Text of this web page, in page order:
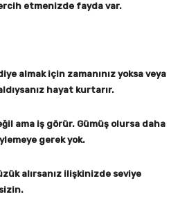
etmenizde fayda var.
almak için zamanınız yoksa veya
hayat kurtarır.
ama iş görür. Gümüş olursa daha
gerek yok.
alırsanız ilişkinizde seviye